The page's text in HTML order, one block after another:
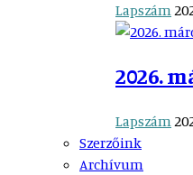
Lapszám
2026.
Lapszám
Szerzőink
Archívum